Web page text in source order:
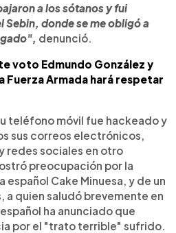
a los sótanos y fui
Sebin, donde se me obligó a
denunció.
voto Edmundo González y
Fuerza Armada hará respetar
teléfono móvil fue hackeado y
sus correos electrónicos,
redes sociales en otro
preocupación por la
Cake Minuesa, y de un
a quien saludó brevemente en
ha anunciado que
por el "trato terrible" sufrido.